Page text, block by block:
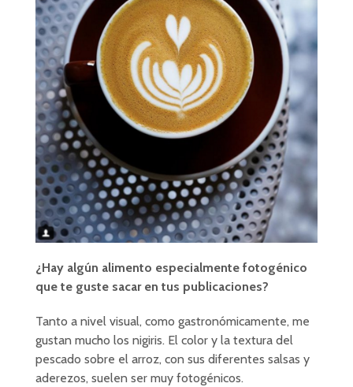
¿Hay algún alimento especialmente fotogénico
que te guste sacar en tus publicaciones?
Tanto a nivel visual, como gastronómicamente, me
gustan mucho los nigiris. El color y la textura del
pescado sobre el arroz, con sus diferentes salsas y
aderezos, suelen ser muy fotogénicos.